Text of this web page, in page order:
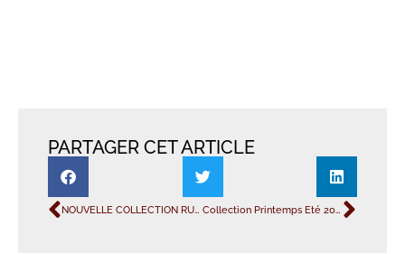
PARTAGER CET ARTICLE
NOUVELLE COLLECTION RUBANS SATAB PACKAGING ET CONSUMER PÂQUES / PRINTEMPS 2021 Collection Printemps Eté 2023.